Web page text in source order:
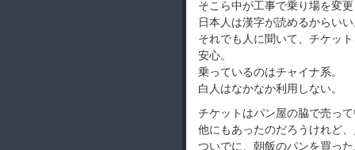
そこら中が工事で乗り場を変
日本人は漢字が読めるからい
それでも人に聞いて、チケッ
安心。
乗っているのはチャイナ系。
白人はなかなか利用しない。
チケットはパン屋の脇で売っ
他にもあったのだろうけれど
ついでに、朝飯のパンを買っ